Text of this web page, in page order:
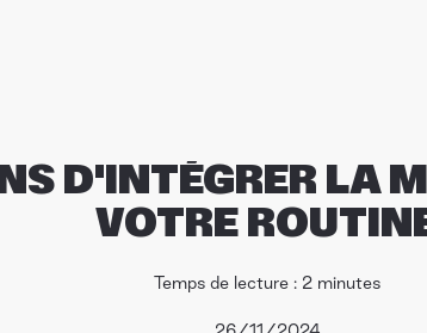
D'INTÉGRER LA
VOTRE
Temps de lecture : 2 minutes